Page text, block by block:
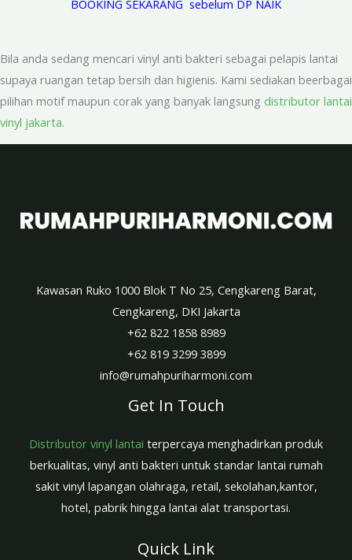
BOOKING SEKARANG sebelum DP NAIK
Bila anda sedang mencari vinyl anti bakteri sebagai pelapis lantai
supaya ruangan tetap bersih dan higienis. Kami sediakan beerbagai
pilihan motif maupun corak yang banyak langsung distributor lantai
vinyl jakarta.
Kawasan Ruko 1000 Blok T No 25, Cengkareng Barat,
Cengkareng, DKI Jakarta
+62 822 1858 8989
+62 819 3299 3899
info@rumahpuriharmoni.com
Get In Touch
Distributor vinyl lantai terpercaya menghadirkan produk
berkualitas, vinyl anti bakteri untuk standar lantai rumah
sakit vinyl lapangan olahraga, retail, sekolahan,kantor,
hotel, pabrik hingga lantai alat transportasi.
Quick Link